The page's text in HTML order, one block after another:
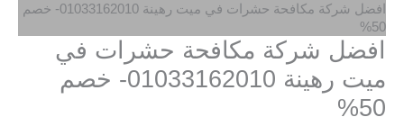
افضل شركة مكافحة حشرات في ميت رهينة 01033162010- خصم
50%
افضل شركة مكافحة حشرات في
ميت رهينة 01033162010- خصم
50%